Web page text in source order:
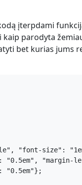
įterpdami
parodyta
bet kurias jums